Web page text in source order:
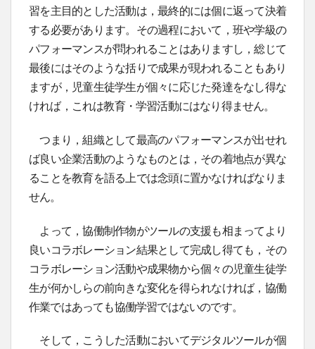
習を主目的とした活動は，最終的には個に返って決着
する必要があります。その過程において，班や学級の
パフォーマンスが問われることはありますし，総じて
最後にはそのような括りで成果が現われることもあり
ますが，児童生徒学生が個々に応じた発達をなし得な
ければ，これは教育・学習活動にはなり得ません。
つまり，組織として最高のパフォーマンスが出せれ
ば良い企業活動のようなものとは，その着地点が異な
ることを教育を語る上では念頭に置かなければなりま
せん。
よって，協働制作物がツールの支援も相まってより
良いコラボレーション結果として完成し得ても，その
コラボレーション活動や成果物から個々の児童生徒学
生が何かしらの前向きな変化を得られなければ，協働
作業ではあっても協働学習ではないのです。
そして，こうした活動においてデジタルツールが個